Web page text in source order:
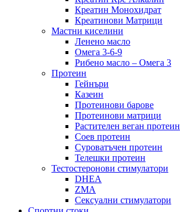
Креатин Монохидрат
Креатинови Матрици
Мастни киселини
Ленено масло
Омега 3-6-9
Рибено масло – Омега 3
Протеин
Гейнъри
Казеин
Протеинови барове
Протеинови матрици
Растителен веган протеин
Соев протеин
Суроватъчен протеин
Телешки протеин
Тестостеронови стимулатори
DHEA
ZMA
Сексуални стимулатори